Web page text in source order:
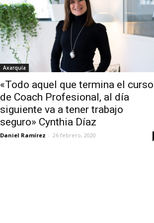
Axarquía
«Todo aquel que termina el curso
de Coach Profesional, al día
siguiente va a tener trabajo
seguro» Cynthia Díaz
Daniel Ramírez - 26 febrero, 2020